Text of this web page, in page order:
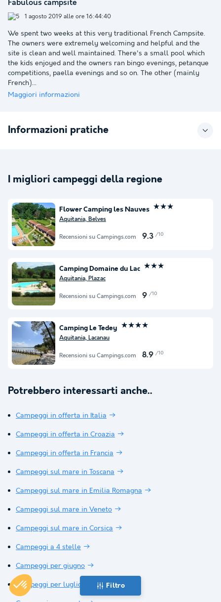
Filtro
Fabulous campsite
1 agosto 2019 alle ore 16:44:40
We spent two weeks at this very traditional French Campsite.
The owners were extremely welcoming and helpful and the
site is clean and well maintained. There's a small pool which
the kids enjoyed and the owners ran bingo evenings, petanque
competitions, paella evenings and so on. The other (mainly
French)...
Maggiori informazioni
Informazioni pratiche
I migliori campeggi della regione
Flower Camping les Nauves ★★★
Aquitania, Belves
Recensioni su Campings.com 9.3 /10
Camping Domaine du Lac ★★★
Aquitania, Plazac
Recensioni su Campings.com 9 /10
Camping Le Tedey ★★★★
Aquitania, Lacanau
Recensioni su Campings.com 8.9 /10
Potrebbero interessarti anche..
Campeggi in offerta in Italia
Campeggi in offerta in Croazia
Campeggi in offerta in Francia
Campeggi sul mare in Toscana
Campeggi sul mare in Emilia Romagna
Campeggi sul mare in Veneto
Campeggi sul mare in Corsica
Campeggi a 4 stelle
Campeggi per giugno
Campeggi per luglio